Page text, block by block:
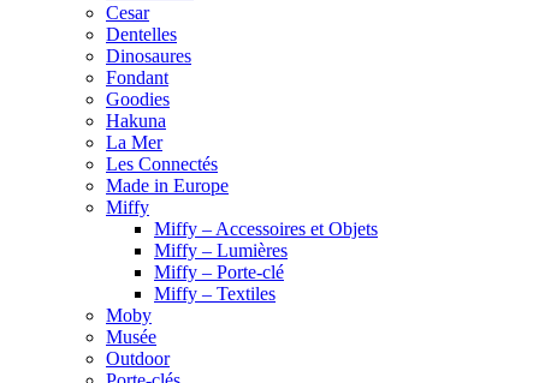
Cesar
Dentelles
Dinosaures
Fondant
Goodies
Hakuna
La Mer
Les Connectés
Made in Europe
Miffy
Miffy – Accessoires et Objets
Miffy – Lumières
Miffy – Porte-clé
Miffy – Textiles
Moby
Musée
Outdoor